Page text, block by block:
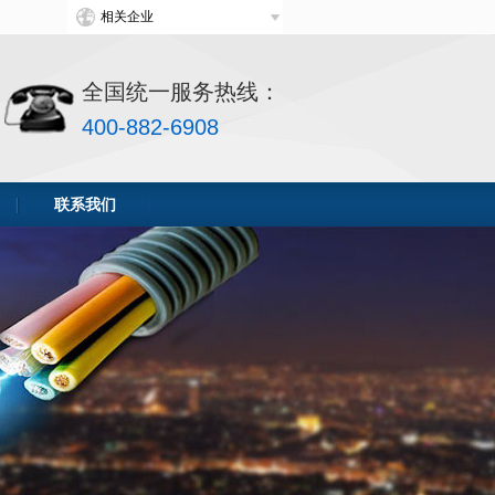
相关企业
线：
全国统一服务热线：
400-882-6908
联系我们